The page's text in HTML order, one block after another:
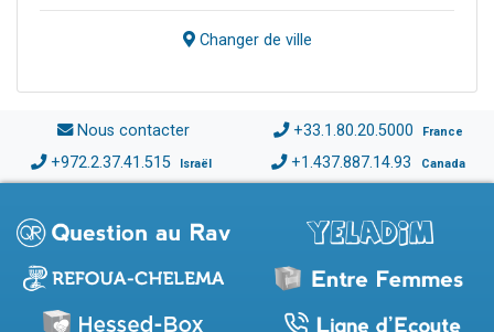
Changer de ville
Nous contacter +33.1.80.20.5000 France
+972.2.37.41.515 Israël +1.437.887.14.93 Canada